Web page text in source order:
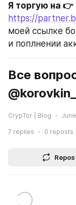
Я торгую на
https://
моей ссылке
и поплнении
Все
CrypTor | Blog
7 replies 0 reposts